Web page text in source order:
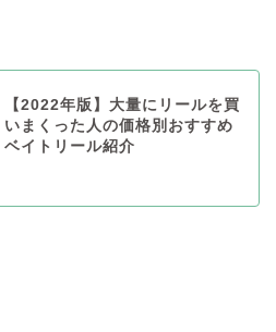
【2022年版】大量にリールを買
いまくった人の価格別おすすめ
ベイトリール紹介